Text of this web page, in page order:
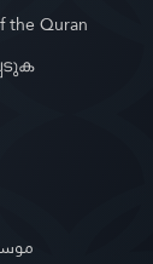
the Quran